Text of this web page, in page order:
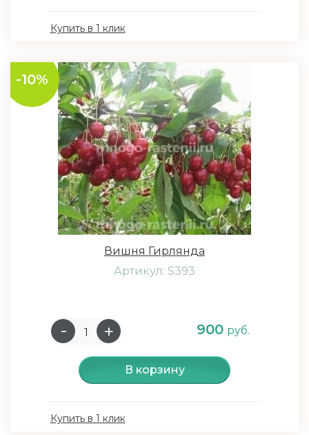
Купить в 1 клик
-10%
Вишня Гирлянда
Артикул: S393
900 руб.
В корзину
Купить в 1 клик